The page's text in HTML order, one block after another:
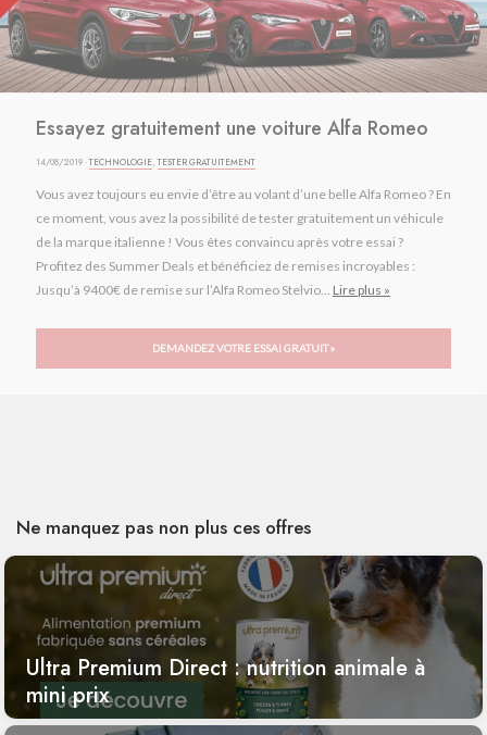
Essayez gratuitement une voiture Alfa Romeo
14/08/2019 ·TECHNOLOGIE,TESTER GRATUITEMENT
Vous avez toujours eu envie d’être au volant d’une belle Alfa Romeo ? En
ce moment, vous avez la possibilité de tester gratuitement un véhicule
de la marque italienne ! Vous êtes convaincu après votre essai ?
Profitez des Summer Deals et bénéficiez de remises incroyables :
Jusqu’à 9400€ de remise sur l’Alfa Romeo Stelvio... Lire plus »
DEMANDEZ VOTRE ESSAI GRATUIT »
Ne manquez pas non plus ces offres
Ultra Premium Direct : nutrition animale à
mini prix